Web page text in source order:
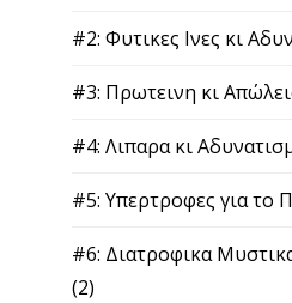
#2: Φυτικες Ινες κι
#3: Πρωτεινη κι
#4: Λιπαρα κι
#5: Υπερτροφες για το
#6: Διατροφικα
(2)